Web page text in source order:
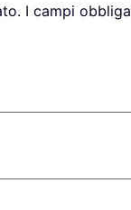
I campi